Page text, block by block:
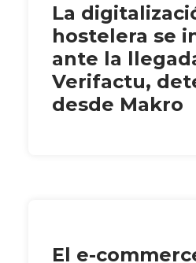
La
hostelera se
ante la
Verifactu,
desde Makro
El e-